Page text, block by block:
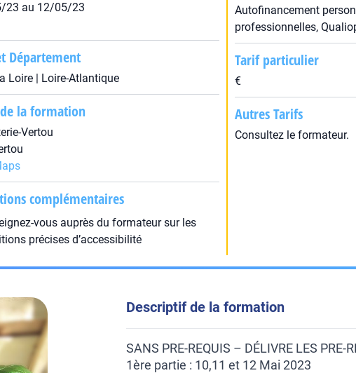
23 au 12/05/23
Département
Loire | Loire-Atlantique
la formation
Vertou
complémentaires
vous auprès du formateur sur les
précises d’accessibilité
Autofinancement
professionnelles,
Tarif particulier
€
Autres Tarifs
Consultez le formateur.
Descriptif de la formation
SANS PRE-REQUIS – DÉLIVRE LES PRE-
1ère partie : 10,11 et 12 Mai 2023